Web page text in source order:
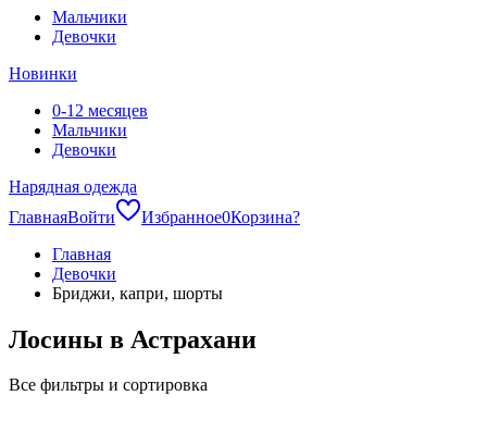
Мальчики
Девочки
Новинки
0-12 месяцев
Мальчики
Девочки
Нарядная одежда
ГлавнаяВойти Избранное0Корзина?
Главная
Девочки
Бриджи, капри, шорты
Лосины в Астрахани
Все фильтры и сортировка